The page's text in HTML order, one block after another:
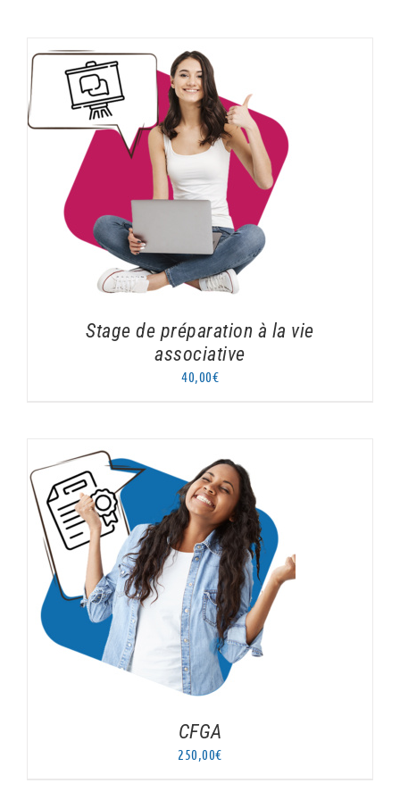
AJOUTER AU PANIER / DÉTAILS
Stage de préparation à la vie
associative
40,00€
AJOUTER AU PANIER / DÉTAILS
CFGA
250,00€